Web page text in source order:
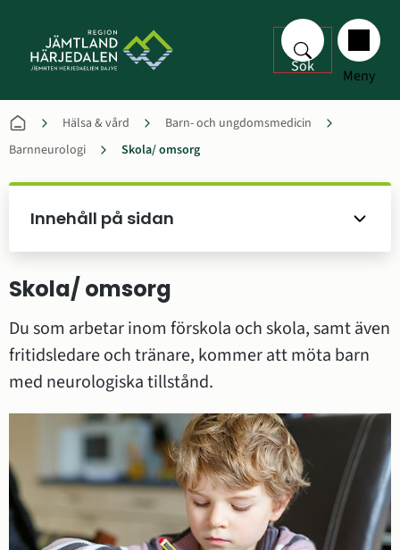
Sök Meny
Hälsa & vård
Barn- och ungdomsmedicin
Barnneurologi
Skola/ omsorg
Innehåll på sidan
Skola/ omsorg
Du som arbetar inom förskola och skola, samt även
fritidsledare och tränare, kommer att möta barn
med neurologiska tillstånd.